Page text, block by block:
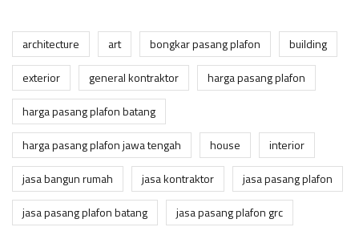
architecture art bongkar pasang plafon
building
exterior
general kontraktor
harga pasang plafon
harga pasang plafon batang
harga pasang plafon jawa tengah
house
interior
jasa bangun rumah
jasa kontraktor
jasa pasang plafon
jasa pasang plafon batang
jasa pasang plafon grc